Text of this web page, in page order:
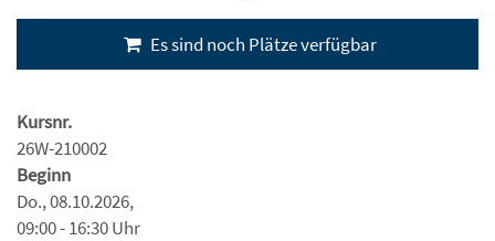
Es sind noch Plätze verfügbar
Kursnr.
26W-210002
Beginn
Do., 08.10.2026,
09:00 - 16:30 Uhr